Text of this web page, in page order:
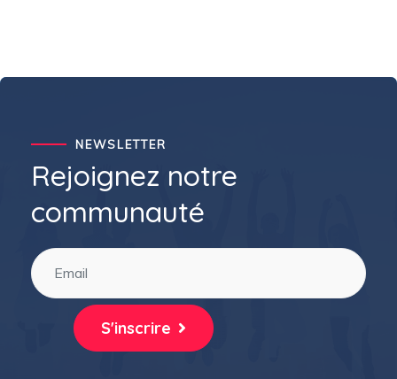
NEWSLETTER
Rejoignez notre
communauté
S'inscrire